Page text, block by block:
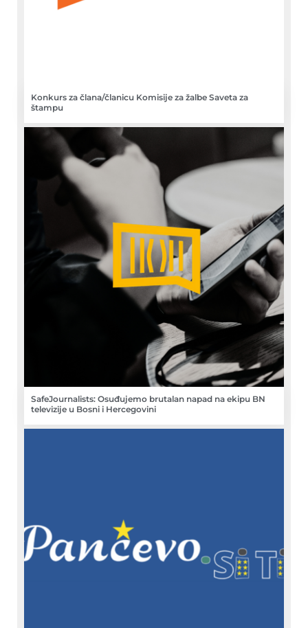
Konkurs za člana/članicu Komisije za žalbe Saveta za
štampu
SafeJournalists: Osuđujemo brutalan napad na ekipu BN
televizije u Bosni i Hercegovini